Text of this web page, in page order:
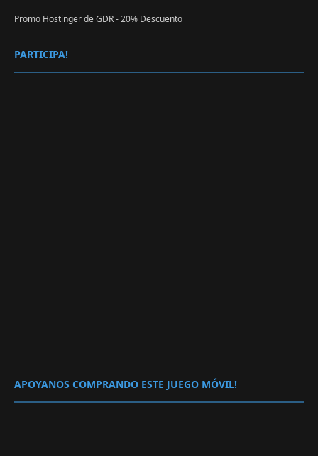
Promo Hostinger de GDR - 20% Descuento
PARTICIPA!
APOYANOS COMPRANDO ESTE JUEGO MÓVIL!